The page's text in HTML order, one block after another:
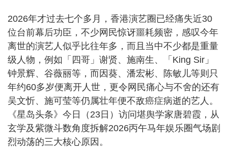
2026年才过去七个多月，香港演艺圈已经痛失近30
位台前幕后功臣，不少网民惊讶噩耗频密，感叹今年
离世的演艺人似乎比往年多，而且当中不少都是重量
级人物，例如「四哥」谢贤、施南生、「King Sir」
钟景辉、谷薇丽等，而因葵、潘宏彬、陈敏儿等则只
年约60多岁便离开人世，更令网民痛心与不舍的还有
吴文忻、施可莹等仍属壮年便不敌癌症病逝的艺人。
《星岛头条》今日（23日）访问堪舆学家唐碧霞，从
玄学及紫微斗数角度拆解2026丙午马年娱乐圈气场剧
烈动荡的三大核心原因。